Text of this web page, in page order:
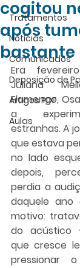
Tratamentos
Notícias
Comunicados
Deposição de
Artigos PDF
Aulas
cogitou
após
bastante
Era
Juliana
Flamengo,
a
estranhas. A
que estava
no lado
depois,
perdia a
daquele ano
motivo:
do acústico
que cresce
pressionar